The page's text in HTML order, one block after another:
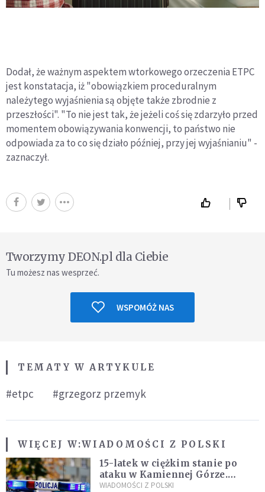
Dodał, że ważnym aspektem wtorkowego orzeczenia ETPC
jest konstatacja, iż "obowiązkiem proceduralnym
należytego wyjaśnienia są objęte także zbrodnie z
przeszłości". "To nie jest tak, że jeżeli coś się zdarzyło przed
momentem obowiązywania konwencji, to państwo nie
odpowiada za to co się działo później, przy jej wyjaśnianiu" -
zaznaczył.
Tworzymy DEON.pl dla Ciebie
Tu możesz nas wesprzeć.
WSPOMÓŻ NAS
TEMATY W ARTYKULE
#etpc #grzegorz przemyk
WIĘCEJ W:WIADOMOŚCI Z POLSKI
15-latek w ciężkim stanie po
ataku w Kamiennej Górze.
Policja zatrzymała dwóch
WIADOMOŚCI Z POLSKI